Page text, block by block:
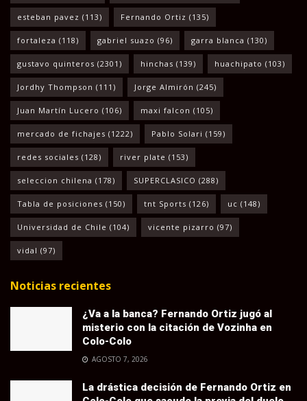
esteban pavez (113) Fernando Ortiz (135)
fortaleza (118) gabriel suazo (96) garra blanca (130)
gustavo quinteros (2301) hinchas (139) huachipato (103)
Jordhy Thompson (111) Jorge Almirón (245)
Juan Martín Lucero (106) maxi falcon (105)
mercado de fichajes (1222) Pablo Solari (159)
redes sociales (128) river plate (153)
seleccion chilena (178) SUPERCLASICO (288)
Tabla de posiciones (150) tnt Sports (126) uc (148)
Universidad de Chile (104) vicente pizarro (97)
vidal (97)
Noticias recientes
¿Va a la banca? Fernando Ortiz jugó al
misterio con la citación de Vozinha en
Colo-Colo
AGOSTO 7, 2026
La drástica decisión de Fernando Ortiz en